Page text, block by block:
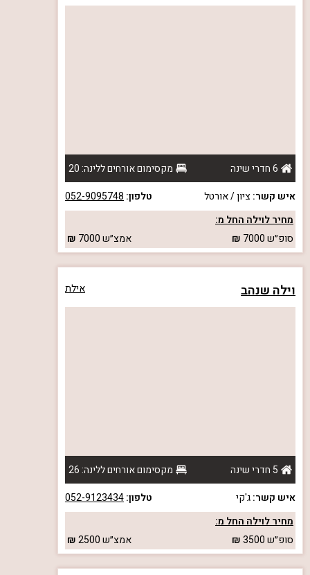
6 חדרי שינה
מקסימום אורחים ללינה: 20
איש קשר:ציון / אורטל טלפון: 052-9095748
מחיר לוילה החל מ:
סופ״ש7000 אמצ״ש7000
וילה שנהב אילת
5 חדרי שינה
מקסימום אורחים ללינה: 26
איש קשר:ג'קי טלפון:052-9123434
מחיר לוילה החל מ:
סופ״ש3500 אמצ״ש2500